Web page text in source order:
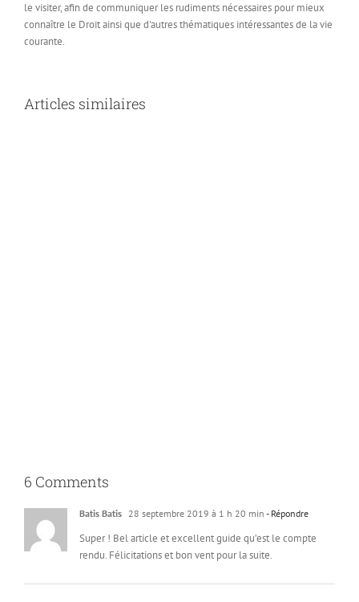
le visiter, afin de communiquer les rudiments nécessaires pour mieux
connaître le Droit ainsi que d'autres thématiques intéressantes de la vie
courante.
Articles similaires
6 Comments
Batis Batis 28 septembre 2019 à 1 h 20 min - Répondre
Super ! Bel article et excellent guide qu’est le compte
rendu. Félicitations et bon vent pour la suite.